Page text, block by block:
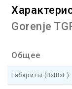
Gorenje
Общее
Габариты (ВхШхГ)